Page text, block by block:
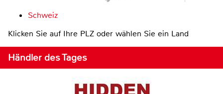
Schweiz
Klicken Sie auf Ihre PLZ oder wählen Sie ein Land
Händler des Tages